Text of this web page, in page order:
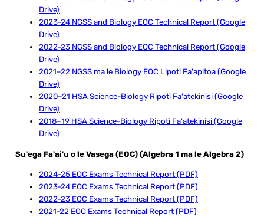
Drive)
2023-24 NGSS and Biology EOC Technical Report (Google
Drive)
2022-23 NGSS and Biology EOC Technical Report (Google
Drive)
2021–22 NGSS ma le Biology EOC Lipoti Fa'apitoa (Google
Drive)
2020–21 HSA Science-Biology Ripoti Fa'atekinisi (Google
Drive)
2018–19 HSA Science-Biology Ripoti Fa'atekinisi (Google
Drive)
Su'ega Fa'ai'u o le Vasega (EOC) (Algebra 1 ma le Algebra 2)​
2024-25 EOC Exams Technical Report (PDF)
2023-24 EOC Exams Technical Report (PDF)
2022-23 EOC Exams Technical Report (PDF)
2021-22 EOC Exams Technical Report (PDF)